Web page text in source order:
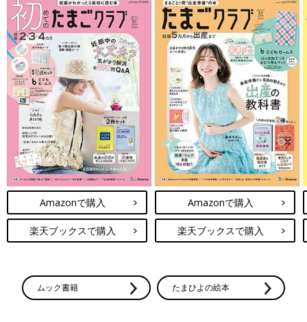
Amazonで購入
楽天ブックスで購入
Amazonで購入
楽天ブックスで購入
ムック書籍 たまひよの絵本